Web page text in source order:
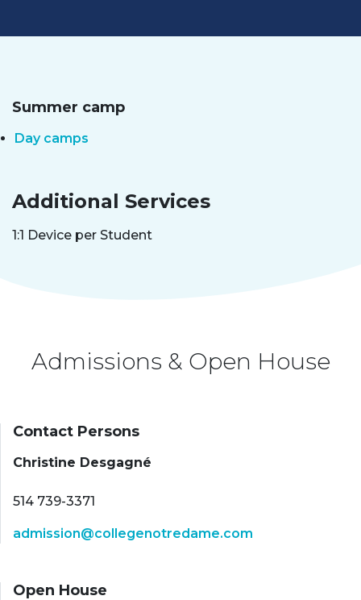
Summer camp
Day camps
Additional Services
1:1 Device per Student
Admissions & Open House
Contact Persons
Christine Desgagné
514 739-3371
admission@collegenotredame.com
Open House